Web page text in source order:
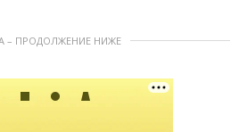
– ПРОДОЛЖЕНИЕ НИЖЕ